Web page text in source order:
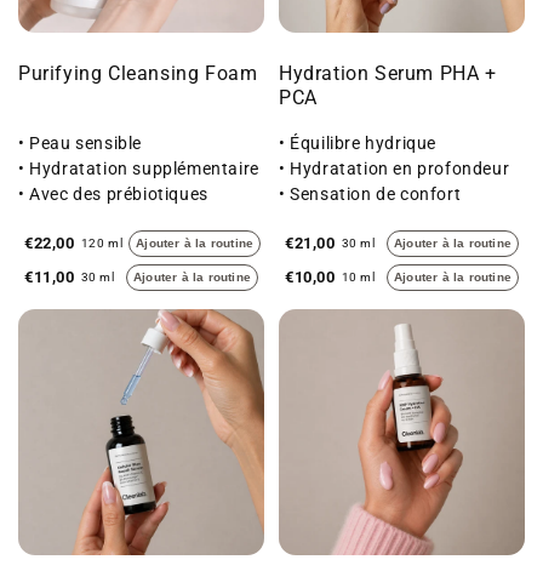
Purifying Cleansing Foam
• Peau sensible
• Hydratation supplémentaire
• Avec des prébiotiques
€22,00 120 ml Ajouter à la routine
€11,00 30 ml Ajouter à la routine
Hydration Serum PHA +
PCA
• Équilibre hydrique
• Hydratation en profondeur
• Sensation de confort
€21,00 30 ml Ajouter à la routine
€10,00 10 ml Ajouter à la routine